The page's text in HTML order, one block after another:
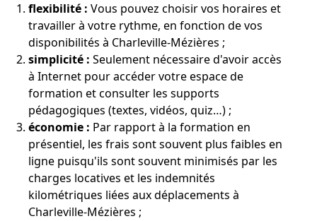
flexibilité : Vous pouvez choisir vos horaires et
travailler à votre rythme, en fonction de vos
disponibilités à Charleville-Mézières ;
simplicité : Seulement nécessaire d'avoir accès
à Internet pour accéder votre espace de
formation et consulter les supports
pédagogiques (textes, vidéos, quiz…) ;
économie : Par rapport à la formation en
présentiel, les frais sont souvent plus faibles en
ligne puisqu'ils sont souvent minimisés par les
charges locatives et les indemnités
kilométriques liées aux déplacements à
Charleville-Mézières ;